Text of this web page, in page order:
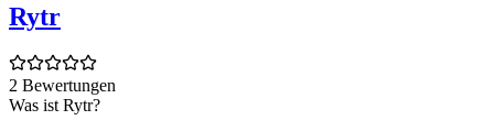
Rytr
2 Bewertungen
Was ist Rytr?